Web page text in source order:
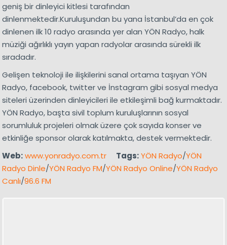
geniş bir dinleyici kitlesi tarafından
dinlenmektedir.Kuruluşundan bu yana İstanbul’da en çok
dinlenen ilk 10 radyo arasında yer alan YÖN Radyo, halk
müziği ağırlıklı yayın yapan radyolar arasında sürekli ilk
sıradadır.
Gelişen teknoloji ile ilişkilerini sanal ortama taşıyan YÖN
Radyo, facebook, twitter ve İnstagram gibi sosyal medya
siteleri üzerinden dinleyicileri ile etkileşimli bağ kurmaktadır.
YÖN Radyo, başta sivil toplum kuruluşlarının sosyal
sorumluluk projeleri olmak üzere çok sayıda konser ve
etkinliğe sponsor olarak katılmakta, destek vermektedir.
Web:www.yonradyo.com.tr Tags:YÖN Radyo/YÖN
Radyo Dinle/YÖN Radyo FM/YÖN Radyo Online/YÖN Radyo
Canlı/96.6 FM